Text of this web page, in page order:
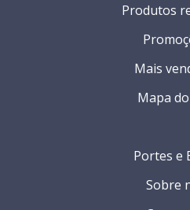
Portes e
Sobre
Produtos
Mais
Mapa